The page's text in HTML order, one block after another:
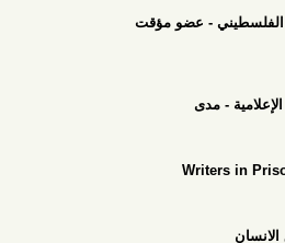
- عضو مؤقت